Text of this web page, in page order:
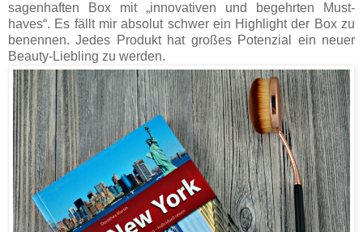
sagenhaften Box mit „innovativen und begehrten Must-
haves“. Es fällt mir absolut schwer ein Highlight der Box zu
benennen. Jedes Produkt hat großes Potenzial ein neuer
Beauty-Liebling zu werden.